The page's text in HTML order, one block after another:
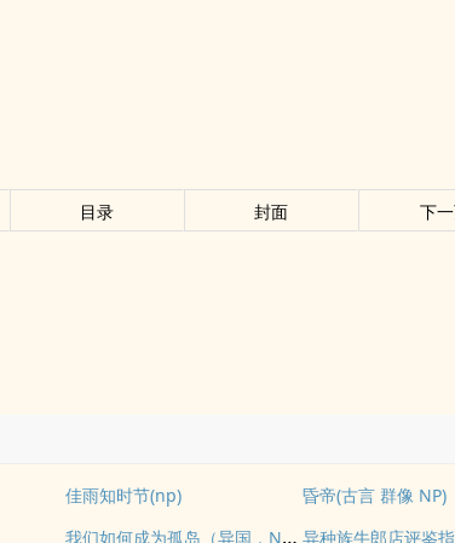
目录 封面 下
佳雨知时节(np)
昏帝(古言 群像 NP)
我们如何成为孤岛（异国，NPH） 异种族牛郎店评鉴